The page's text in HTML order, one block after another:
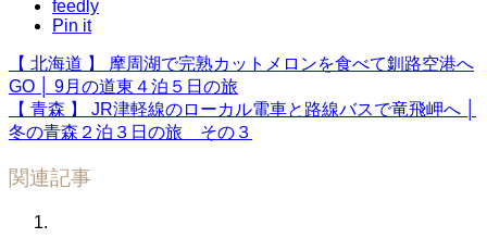
feedly
Pin it
【 北海道 】 摩周湖で完熟カットメロンを食べて釧路空港へ
GO │ 9月の道東４泊５日の旅
【 青森 】 JR津軽線のローカル電車と路線バスで竜飛岬へ │
冬の青森２泊３日の旅 その３
関連記事